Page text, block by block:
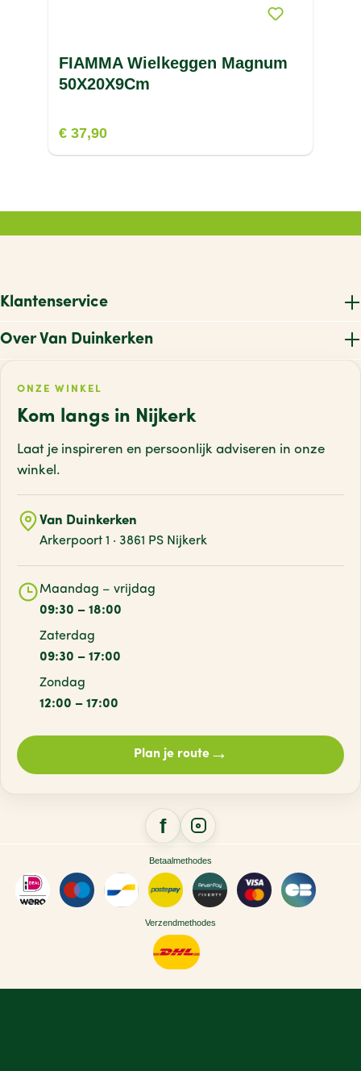
FIAMMA Wielkeggen Magnum
50X20X9Cm
€ 37,90
Klantenservice
Over Van Duinkerken
ONZE WINKEL
Kom langs in Nijkerk
Laat je inspireren en persoonlijk adviseren in onze
winkel.
Van Duinkerken
Arkerpoort 1 · 3861 PS Nijkerk
Maandag – vrijdag
09:30 – 18:00
Zaterdag
09:30 – 17:00
Zondag
12:00 – 17:00
Plan je route→
Betaalmethodes
Verzendmethodes